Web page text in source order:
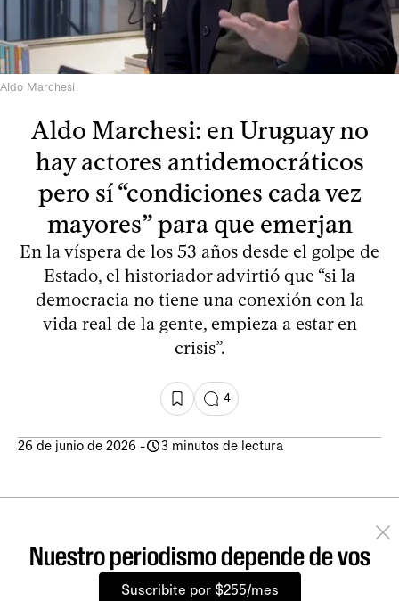
Aldo Marchesi.
Aldo Marchesi: en Uruguay no
hay actores antidemocráticos
pero sí “condiciones cada vez
mayores” para que emerjan
En la víspera de los 53 años desde el golpe de
Estado, el historiador advirtió que “si la
democracia no tiene una conexión con la
vida real de la gente, empieza a estar en
crisis”.
4
26 de junio de 2026 - 3 minutos de lectura
Nuestro periodismo depende de vos
Suscribite por $255/mes